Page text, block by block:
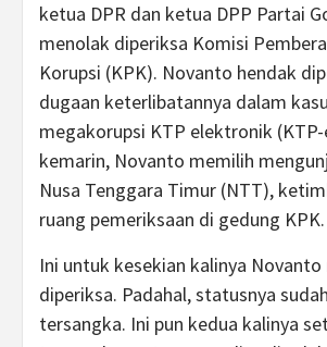
ketua DPR dan ketua DPP Partai
menolak diperiksa Komisi
Korupsi (KPK). Novanto hendak
dugaan keterlibatannya dalam
megakorupsi KTP elektronik (KTP-
kemarin, Novanto memilih
Nusa Tenggara Timur (NTT),
ruang pemeriksaan di gedung KPK.
Ini untuk kesekian kalinya
diperiksa. Padahal, statusnya
tersangka. Ini pun kedua kalinya